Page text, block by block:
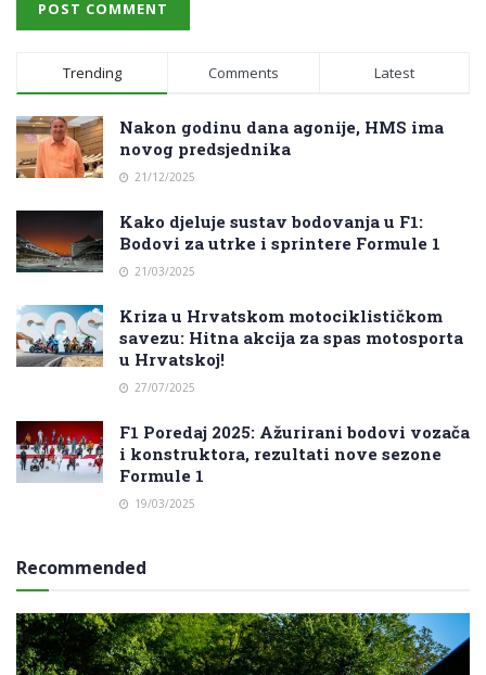
Trending Comments Latest
Nakon godinu dana agonije, HMS ima
novog predsjednika
21/12/2025
Kako djeluje sustav bodovanja u F1:
Bodovi za utrke i sprintere Formule 1
21/03/2025
Kriza u Hrvatskom motociklističkom
savezu: Hitna akcija za spas motosporta
u Hrvatskoj!
27/07/2025
F1 Poredaj 2025: Ažurirani bodovi vozača
i konstruktora, rezultati nove sezone
Formule 1
19/03/2025
Recommended